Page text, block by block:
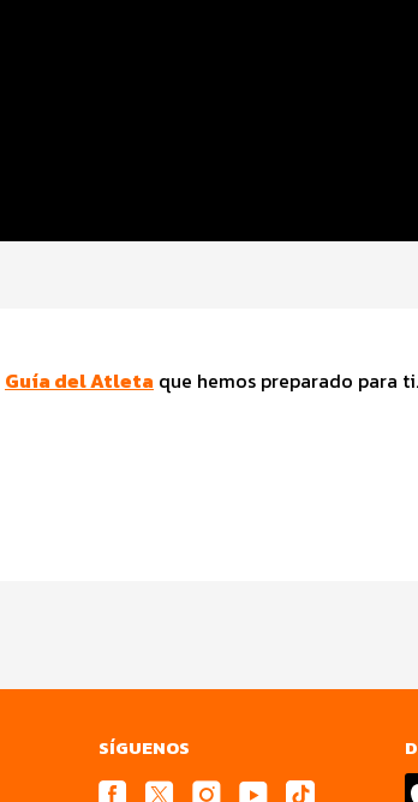
Guía del Atleta que hemos preparado para
SÍGUENOS